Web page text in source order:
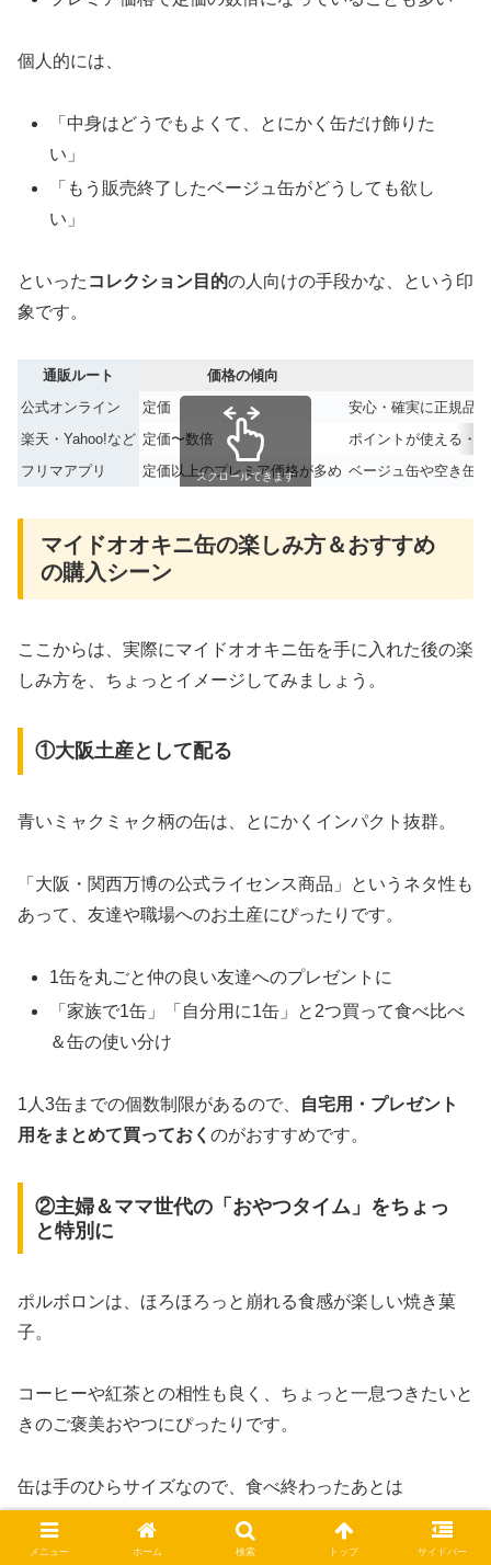
個人的には、
「中身はどうでもよくて、とにかく缶だけ飾りた
い」
「もう販売終了したベージュ缶がどうしても欲し
い」
といった コレクション目的の人向けの手段かな、という印
象です。
通販ルート 価格の傾向
公式オンライン
定価
安心・確実に正規品
楽天・Yahoo!など 定価〜数倍
ポイントが使える・
フリマアプリ
定価以上のプレミア価格が多め ベージュ缶や空き缶
スクロールできます
マイドオオキニ缶の楽しみ方＆おすすめ
の購入シーン
ここからは、実際にマイドオオキニ缶を手に入れた後の楽
しみ方を、ちょっとイメージしてみましょう。
①大阪土産として配る
青いミャクミャク柄の缶は、とにかくインパクト抜群。
「大阪・関西万博の公式ライセンス商品」というネタ性も
あって、友達や職場へのお土産にぴったりです。
1缶を丸ごと仲の良い友達へのプレゼントに
「家族で1缶」「自分用に1缶」と2つ買って食べ比べ
＆缶の使い分け
1人3缶までの個数制限があるので、
自宅用・プレゼント
用をまとめて買っておく のがおすすめです。
②主婦＆ママ世代の「おやつタイム」をちょっ
と特別に
ポルボロンは、ほろほろっと崩れる食感が楽しい焼き菓
子。
コーヒーや紅茶との相性も良く、ちょっと一息つきたいと
きのご褒美おやつにぴったりです。
缶は手のひらサイズなので、食べ終わったあとは
子どものヘアゴムやアクセサリー収納
メニュー ホーム 検索 トップ サイドバー